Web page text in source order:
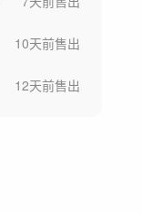
10天前售出
12天前售出